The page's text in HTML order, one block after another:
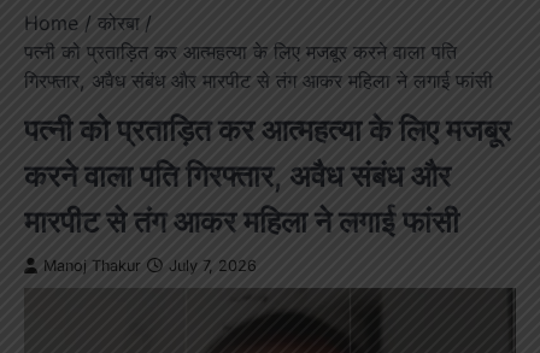
Home
कोरबा
पत्नी को प्रताड़ित कर आत्महत्या के लिए मजबूर करने वाला पति
गिरफ्तार, अवैध संबंध और मारपीट से तंग आकर महिला ने लगाई फांसी
पत्नी को प्रताड़ित कर आत्महत्या के लिए मजबूर
करने वाला पति गिरफ्तार, अवैध संबंध और
मारपीट से तंग आकर महिला ने लगाई फांसी
Manoj Thakur July 7, 2026